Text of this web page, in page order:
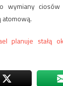
wymiany ciosów
planuje stałą